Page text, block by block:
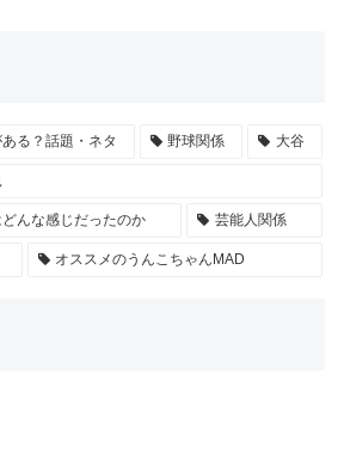
る？話題・ネタ 野球関係 大谷
んな感じだったのか 芸能人関係
オススメのうんこちゃんMAD